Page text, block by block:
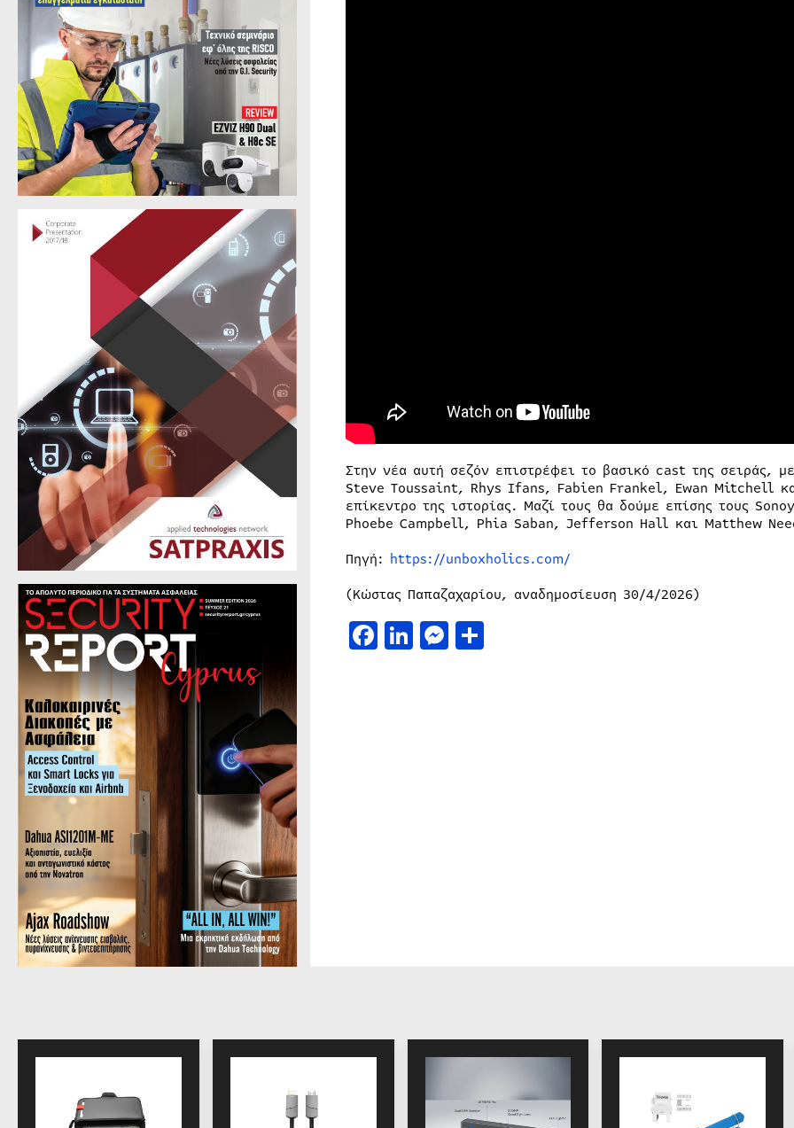
Στην νέα αυτή σεζόν επιστρέφει το βασικό cast της σειράς,
Steve Toussaint, Rhys Ifans, Fabien Frankel, Ewan Mitchell
επίκεντρο της ιστορίας. Μαζί τους θα δούμε επίσης τους
Phoebe Campbell, Phia Saban, Jefferson Hall και Matthew
Πηγή: https://unboxholics.com/
(Κώστας Παπαζαχαρίου, αναδημοσίευση 30/4/2026)
Facebook
LinkedIn
Messenger
Μοιραστείτε